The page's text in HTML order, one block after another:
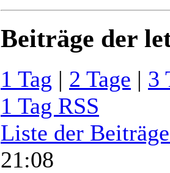
Beiträge der
1 Tag | 2 Tage | 3
1 Tag RSS
Liste der
21:08